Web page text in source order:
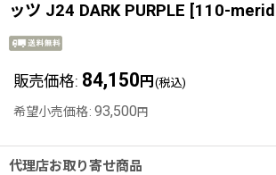
ッツ J24 DARK PURPLE [110-
販売価格: 84,150 円 (税込)
希望小売価格: 93,500 円
代理店お取り寄せ商品